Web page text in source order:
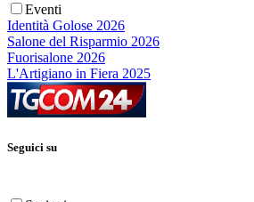
Eventi
Identità Golose 2026
Salone del Risparmio 2026
Fuorisalone 2026
L'Artigiano in Fiera 2025
Seguici su